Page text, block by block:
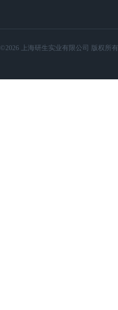
©2026 上海研生实业有限公司 版权所有